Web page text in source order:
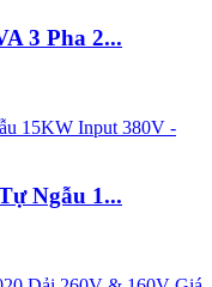
3 Pha 2...
Ngẫu 1...